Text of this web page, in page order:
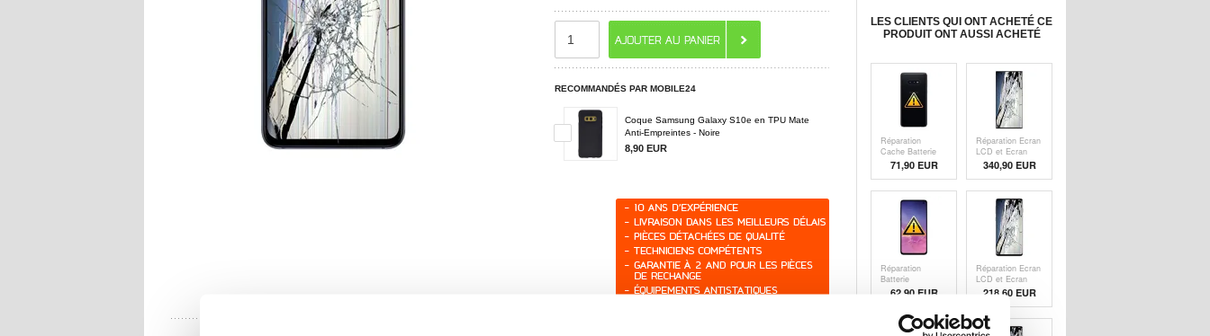
RECOMMANDÉS PAR MOBILE24
Coque Samsung Galaxy S10e en TPU Mate
Anti-Empreintes - Noire
8,90 EUR
LES CLIENTS QUI ONT ACHETÉ CE
PRODUIT ONT AUSSI ACHETÉ
Réparation
Cache Batterie
pour Samsung
Galaxy S10e -
Noir
71,90 EUR
Réparation Ecran
LCD et Ecran
Tactile Samsung
Galaxy Note20
Ultra - Noir
340,90EUR
Réparation
Batterie
Samsung Galaxy
62,90 EUR
Réparation Ecran
LCD et Ecran
Tactile Samsung
Galaxy S10 -
218,60EUR